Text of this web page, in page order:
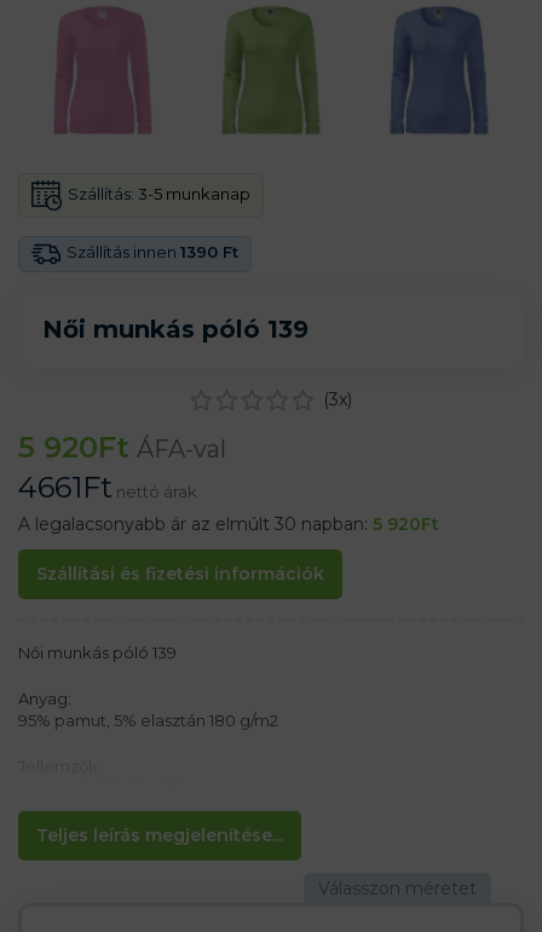
Női munkás póló 139
Szállítás innen 1390 Ft
Szállítás: 3-5 munkanap
(3x)
5 920Ft ÁFA-val
4661Ft nettó árak
A legalacsonyabb ár az elmúlt 30 napban: 5 920Ft
Szállítási és fizetési információk
Teljes leírás megjelenítése...
Női munkás póló 139
Anyag:
95% pamut, 5% elasztán 180 g/m2
– Oldalsó varratok
– Megerősített vállvarrás
– Kerek, keskeny kötés a nyak körül